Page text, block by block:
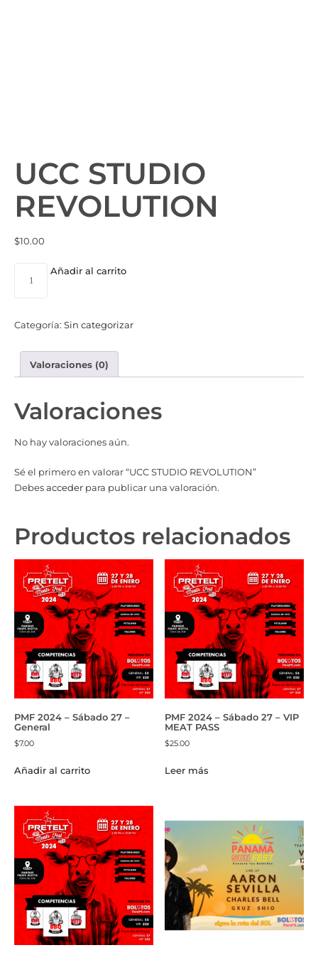
UCC STUDIO
REVOLUTION
$10.00
Añadir al carrito
Categoría: Sin categorizar
Valoraciones (0)
Valoraciones
No hay valoraciones aún.
Sé el primero en valorar “UCC STUDIO REVOLUTION”
Debesacceder para publicar una valoración.
Productos relacionados
PMF 2024 – Sábado 27 –
General
$7.00
Añadir al carrito
PMF 2024 – Sábado 27 – VIP
MEAT PASS
$25.00
Leer más